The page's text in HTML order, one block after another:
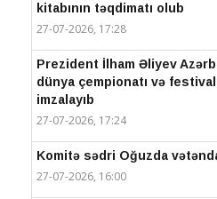
kitabının təqdimatı olub
27-07-2026, 17:28
Prezident İlham Əliyev
dünya çempionatı və
imzalayıb
27-07-2026, 17:24
Komitə sədri Oğuzda
27-07-2026, 16:00